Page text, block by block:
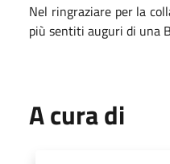
Nel ringraziare per la
più sentiti auguri di una
A cura di